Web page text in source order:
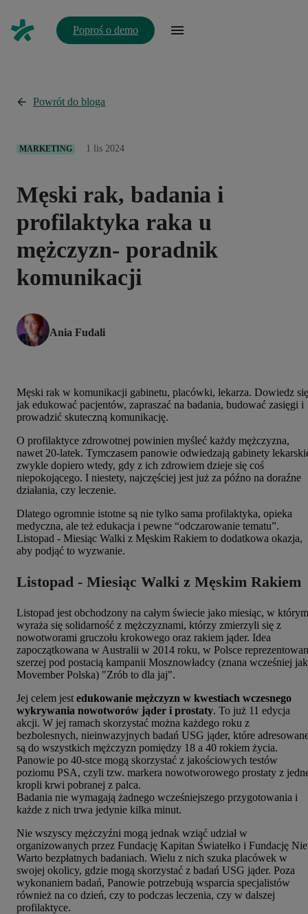
Poproś o demo
Powrót do bloga
MARKETING 1 lis 2024
Męski rak, badania i
profilaktyka raka u
mężczyzn- poradnik
komunikacji
Ania Fudali
Męski rak w komunikacji gabinetu, placówki, lekarza. Dowiedz
jak edukować pacjentów, zapraszać na badania, budować zasięgi i
prowadzić skuteczną komunikację.
O profilaktyce zdrowotnej powinien myśleć każdy mężczyzna,
nawet 20-latek. Tymczasem panowie odwiedzają gabinety
zwykle dopiero wtedy, gdy z ich zdrowiem dzieje się coś
niepokojącego. I niestety, najczęściej jest już za późno na doraźne
działania, czy leczenie.
Dlatego ogromnie istotne są nie tylko sama profilaktyka, opieka
medyczna, ale też edukacja i pewne “odczarowanie tematu”.
Listopad - Miesiąc Walki z Męskim Rakiem to dodatkowa okazja,
aby podjąć to wyzwanie.
Listopad - Miesiąc Walki z Męskim Rakiem
Listopad jest obchodzony na całym świecie jako miesiąc, w którym
wyraża się solidarność z mężczyznami, którzy zmierzyli się z
nowotworami gruczołu krokowego oraz rakiem jąder. Idea
zapoczątkowana w Australii w 2014 roku, w Polsce
szerzej pod postacią kampanii Mosznowładcy (znana wcześniej
Movember Polska) "Zrób to dla jaj".
Jej celem jest edukowanie mężczyzn w kwestiach wczesnego
wykrywania nowotworów jąder i prostaty. To już 11 edycja
akcji. W jej ramach skorzystać można każdego roku z
bezbolesnych, nieinwazyjnych badań USG jąder, które
są do wszystkich mężczyzn pomiędzy 18 a 40 rokiem życia.
Panowie po 40-stce mogą skorzystać z jakościowych testów
poziomu PSA, czyli tzw. markera nowotworowego prostaty z
kropli krwi pobranej z palca.
Badania nie wymagają żadnego wcześniejszego przygotowania i
każde z nich trwa jedynie kilka minut.
Nie wszyscy mężczyźni mogą jednak wziąć udział w
organizowanych przez Fundację Kapitan Światełko i Fundację Nie
Warto bezpłatnych badaniach. Wielu z nich szuka placówek w
swojej okolicy, gdzie mogą skorzystać z badań USG jąder. Poza
wykonaniem badań, Panowie potrzebują wsparcia specjalistów
również na co dzień, czy to podczas leczenia, czy w dalszej
profilaktyce.